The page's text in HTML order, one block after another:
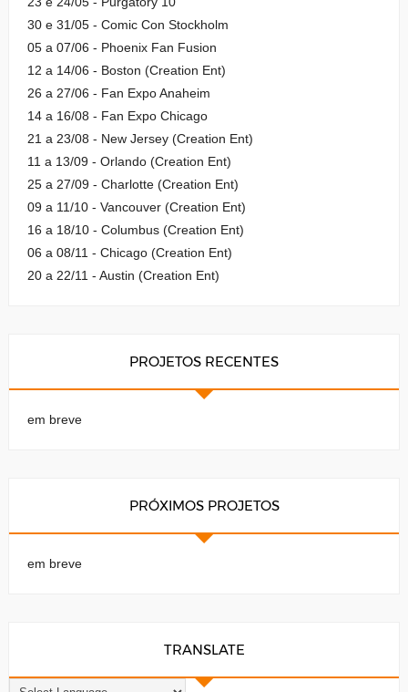
30 e 31/05 - Comic Con Stockholm
05 a 07/06 - Phoenix Fan Fusion
12 a 14/06 - Boston (Creation Ent)
26 a 27/06 - Fan Expo Anaheim
14 a 16/08 - Fan Expo Chicago
21 a 23/08 - New Jersey (Creation Ent)
11 a 13/09 - Orlando (Creation Ent)
25 a 27/09 - Charlotte (Creation Ent)
09 a 11/10 - Vancouver (Creation Ent)
16 a 18/10 - Columbus (Creation Ent)
06 a 08/11 - Chicago (Creation Ent)
20 a 22/11 - Austin (Creation Ent)
PROJETOS RECENTES
em breve
PRÓXIMOS PROJETOS
em breve
TRANSLATE